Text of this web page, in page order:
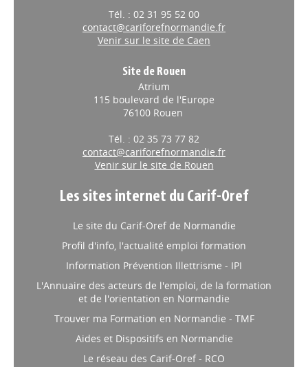
Tél. : 02 31 95 52 00
contact@cariforefnormandie.fr
Venir sur le site de Caen
Site de Rouen
Atrium
115 boulevard de l'Europe
76100 Rouen
Tél. : 02 35 73 77 82
contact@cariforefnormandie.fr
Venir sur le site de Rouen
Les sites internet du Carif-Oref
Le site du Carif-Oref de Normandie
Profil d'info, l'actualité emploi formation
Information Prévention Illettrisme - IPI
L'Annuaire des acteurs de l'emploi, de la formation
et de l'orientation en Normandie
Trouver ma Formation en Normandie - TMF
Aides et Dispositifs en Normandie
Le réseau des Carif-Oref - RCO